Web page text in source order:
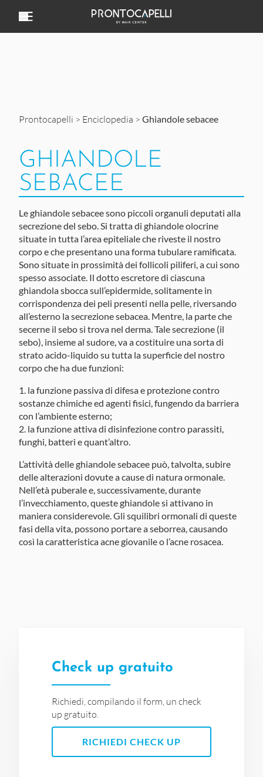
Prontocapelli > Enciclopedia > Ghiandole sebacee
GHIANDOLE
SEBACEE
Leghiandole sebaceesono piccoli organuli deputati alla
secrezione del sebo. Si tratta di ghiandole olocrine
situate in tutta l’area epiteliale che riveste il nostro
corpo e che presentano una forma tubulare ramificata.
Sono situate in prossimità dei follicoli piliferi, a cui sono
spesso associate. Il dotto escretore di ciascuna
ghiandola sbocca sull’epidermide, solitamente in
corrispondenza dei peli presenti nella pelle, riversando
all’esterno la secrezione sebacea. Mentre, la parte che
secerne il sebo si trova nel derma. Tale secrezione (il
sebo), insieme al sudore, va a costituire una sorta di
strato acido-liquido su tutta la superficie del nostro
corpo che ha due funzioni:
la funzione passiva di difesa e protezione contro
sostanze chimiche ed agenti fisici, fungendo da barriera
con l’ambiente esterno;
la funzione attiva di disinfezione contro parassiti,
funghi, batteri e quant’altro.
L’attività delle ghiandole sebacee può, talvolta, subire
delle alterazioni dovute a cause di natura ormonale.
Nell’età puberale e, successivamente, durante
l’invecchiamento, queste ghiandole si attivano in
maniera considerevole. Gli squilibri ormonali di queste
fasi della vita, possono portare a seborrea, causando
così la caratteristica acne giovanile o l’acne rosacea.
Check up gratuito
Richiedi, compilando il form, un check
up gratuito.
RICHIEDI CHECK UP